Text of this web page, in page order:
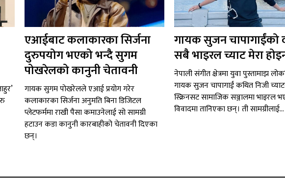
एआईबाट कलाकारका सिर्जना
दुरुपयोग भएको भन्दै सुगम
पोखरेलको कानुनी चेतावनी
गायक सुगम पोखरेलले एआई प्रयोग गरेर
कलाकारका सिर्जना अनुमति बिना डिजिटल
प्लेटफर्ममा राखी पैसा कमाउनेलाई सो सामग्री
हटाउन कडा कानुनी कारबाहीको चेतावनी दिएका
छन्।
गायक सुजन चापागाईंको
सबै भाइरल च्याट मेरा
नेपाली संगीत क्षेत्रमा युवा पुस्तामाझ
गायक सुजन चापागाईं कथित निजी
स्क्रिनसट सामाजिक सञ्जालमा भाइरल
विवादमा तानिएका छन्। ती सामग्रीलाई...